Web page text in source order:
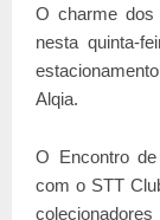
O charme dos
nesta quinta-
Alqia.
O Encontro
com o STT